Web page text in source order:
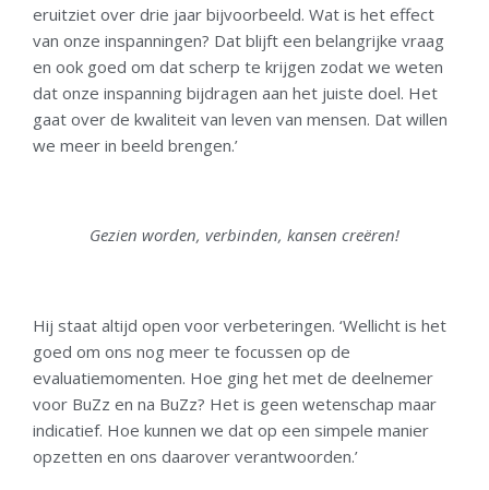
eruitziet over drie jaar bijvoorbeeld. Wat is het effect
van onze inspanningen? Dat blijft een belangrijke vraag
en ook goed om dat scherp te krijgen zodat we weten
dat onze inspanning bijdragen aan het juiste doel. Het
gaat over de kwaliteit van leven van mensen. Dat willen
we meer in beeld brengen.’
Gezien worden, verbinden, kansen creëren!
Hij staat altijd open voor verbeteringen. ‘Wellicht is het
goed om ons nog meer te focussen op de
evaluatiemomenten. Hoe ging het met de deelnemer
voor BuZz en na BuZz? Het is geen wetenschap maar
indicatief. Hoe kunnen we dat op een simpele manier
opzetten en ons daarover verantwoorden.’